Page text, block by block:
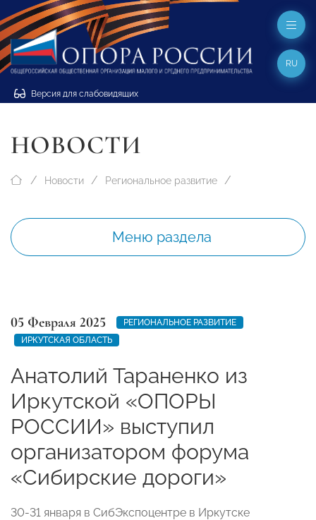
Версия для слабовидящих
RU
НОВОСТИ
Новости Региональное развитие
Меню раздела
05 Февраля 2025
РЕГИОНАЛЬНОЕ РАЗВИТИЕ
ИРКУТСКАЯ ОБЛАСТЬ
Анатолий Тараненко из
Иркутской «ОПОРЫ
РОССИИ» выступил
организатором форума
«Сибирские дороги»
30-31 января в СибЭкспоцентре в Иркутске